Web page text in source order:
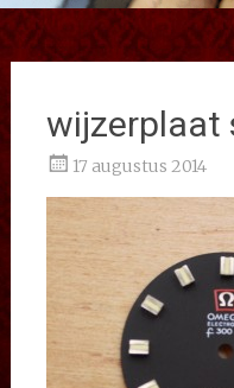
wijzerplaat
17 augustus 2014